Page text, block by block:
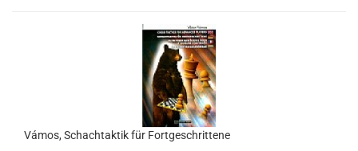
Vámos, Schachtaktik für Fortgeschrittene